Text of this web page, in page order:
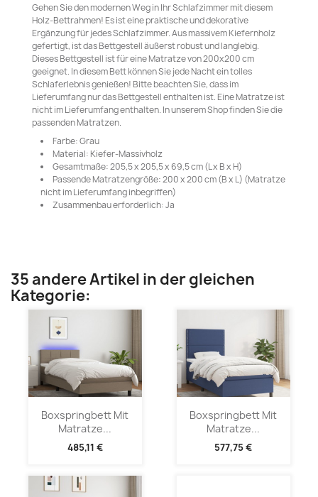
Gehen Sie den modernen Weg in Ihr Schlafzimmer mit diesem
Holz-Bettrahmen! Es ist eine praktische und dekorative
Ergänzung für jedes Schlafzimmer. Aus massivem Kiefernholz
gefertigt, ist das Bettgestell äußerst robust und langlebig.
Dieses Bettgestell ist für eine Matratze von 200x200 cm
geeignet. In diesem Bett können Sie jede Nacht ein tolles
Schlaferlebnis genießen! Bitte beachten Sie, dass im
Lieferumfang nur das Bettgestell enthalten ist. Eine Matratze ist
nicht im Lieferumfang enthalten. In unserem Shop finden Sie die
passenden Matratzen.
Farbe: Grau
Material: Kiefer-Massivholz
Gesamtmaße: 205,5 x 205,5 x 69,5 cm (L x B x H)
Passende Matratzengröße: 200 x 200 cm (B x L) (Matratze
nicht im Lieferumfang inbegriffen)
Zusammenbau erforderlich: Ja
35 andere Artikel in der gleichen
Kategorie:
Boxspringbett Mit
Matratze...
485,11 €
Boxspringbett Mit
Matratze...
577,75 €